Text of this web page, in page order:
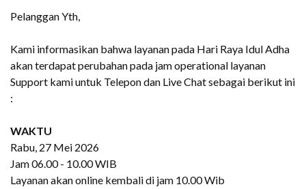
Pelanggan Yth,
Kami informasikan bahwa layanan pada Hari Raya Idul Adha
akan terdapat perubahan pada jam operational layanan
Support kami untuk Telepon dan Live Chat sebagai berikut ini
:
WAKTU
Rabu, 27 Mei 2026
Jam 06.00 - 10.00 WIB
Layanan akan online kembali di jam 10.00 Wib